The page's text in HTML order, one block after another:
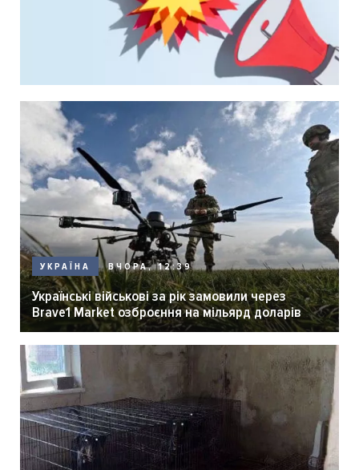
УКРАЇНА ВЧОРА, 12:39
Українські військові за рік замовили через
Brave1 Market озброєння на мільярд доларів